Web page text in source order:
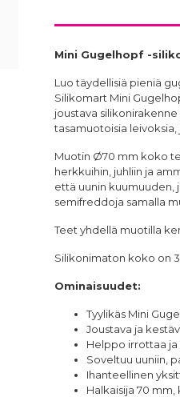
Mini Gugelhopf -
Luo täydellisiä pieniä
Silikomart Mini
joustava
tasamuotoisia
Muotin Ø70 mm koko
herkkuihin, juhliin ja
että uunin kuumuuden,
semifreddoja samalla
Teet yhdellä muotilla
Silikonimaton koko on
Ominaisuudet:
Tyylikäs Mini
Joustava ja
Helppo irrottaa ja
Soveltuu uuniin,
Ihanteellinen
Halkaisija 70